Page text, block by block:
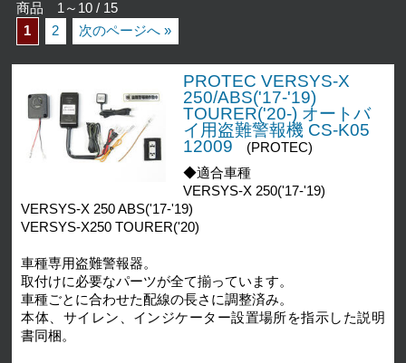
商品 1～10 / 15
1
2 次のページへ »
PROTEC VERSYS-X
250/ABS('17-'19)
TOURER('20-) オートバ
イ用盗難警報機 CS-K05
12009
(PROTEC)
◆適合車種
VERSYS-X 250('17-'19)
VERSYS-X 250 ABS('17-'19)
VERSYS-X250 TOURER('20)
車種専用盗難警報器。
取付けに必要なパーツが全て揃っています。
車種ごとに合わせた配線の長さに調整済み。
本体、サイレン、インジケーター設置場所を指示した説明
書同梱。